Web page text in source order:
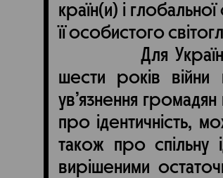
країн(и) і
її особистого
Для
шести років війни
ув’язнення
про ідентичність,
також про спільну
вирішеними